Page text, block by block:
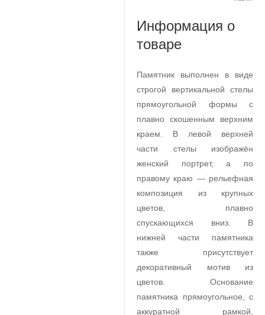
Информация о
товаре
Памятник выполнен в виде
строгой вертикальной стелы
прямоугольной формы с
плавно скошенным верхним
краем. В левой верхней
части стелы изображён
женский портрет, а по
правому краю — рельефная
композиция из крупных
цветов, плавно
спускающихся вниз. В
нижней части памятника
также присутствует
декоративный мотив из
цветов. Основание
памятника прямоугольное, с
аккуратной рамкой,